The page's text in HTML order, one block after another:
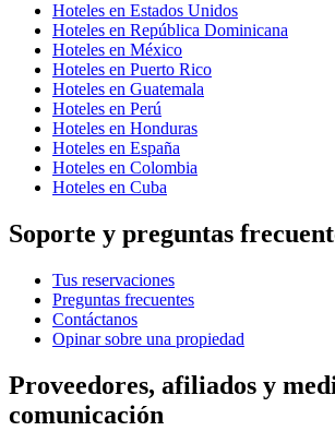
Hoteles en Estados Unidos
Hoteles en República Dominicana
Hoteles en México
Hoteles en Puerto Rico
Hoteles en Guatemala
Hoteles en Perú
Hoteles en Honduras
Hoteles en España
Hoteles en Colombia
Hoteles en Cuba
Soporte y preguntas
Tus reservaciones
Preguntas frecuentes
Contáctanos
Opinar sobre una propiedad
Proveedores, afiliados y
comunicación